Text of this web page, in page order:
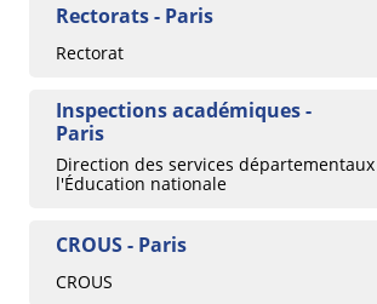
Rectorats - Paris
Rectorat
Inspections académiques -
Paris
Direction des services
l'Éducation nationale
CROUS - Paris
CROUS